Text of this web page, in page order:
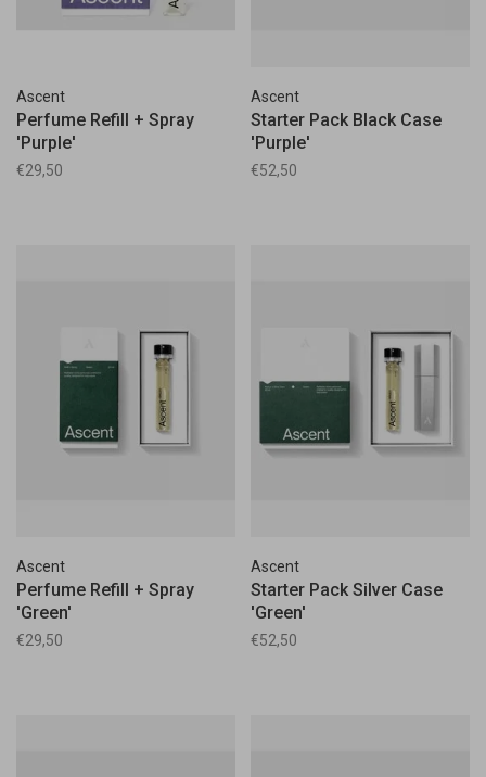
Ascent
Perfume Refill + Spray
'Purple'
€29,50
Ascent
Starter Pack Black Case
'Purple'
€52,50
Ascent
Perfume Refill + Spray
'Green'
€29,50
Ascent
Starter Pack Silver Case
'Green'
€52,50